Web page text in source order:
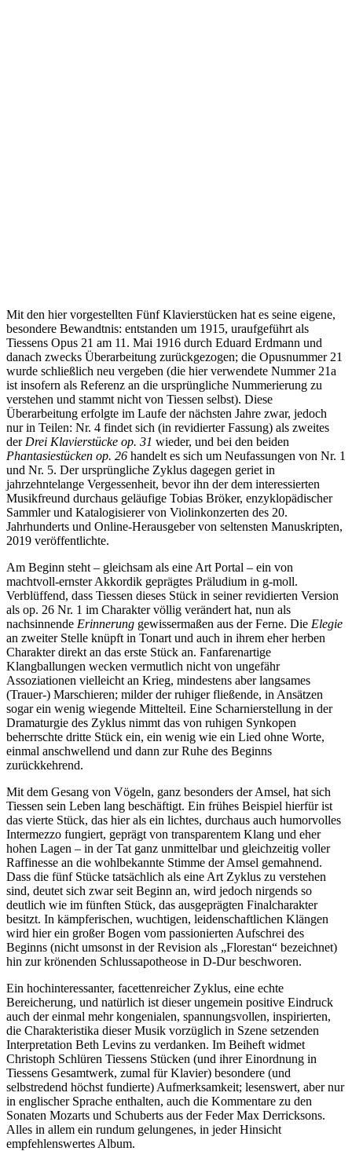
Mit den hier vorgestellten Fünf Klavierstücken hat es seine eigene,
besondere Bewandtnis: entstanden um 1915, uraufgeführt als
Tiessens Opus 21 am 11. Mai 1916 durch Eduard Erdmann und
danach zwecks Überarbeitung zurückgezogen; die Opusnummer 21
wurde schließlich neu vergeben (die hier verwendete Nummer 21a
ist insofern als Referenz an die ursprüngliche Nummerierung zu
verstehen und stammt nicht von Tiessen selbst). Diese
Überarbeitung erfolgte im Laufe der nächsten Jahre zwar, jedoch
nur in Teilen: Nr. 4 findet sich (in revidierter Fassung) als zweites
der Drei Klavierstücke op. 31 wieder, und bei den beiden
Phantasiestücken op. 26 handelt es sich um Neufassungen von Nr. 1
und Nr. 5. Der ursprüngliche Zyklus dagegen geriet in
jahrzehntelange Vergessenheit, bevor ihn der dem interessierten
Musikfreund durchaus geläufige Tobias Bröker, enzyklopädischer
Sammler und Katalogisierer von Violinkonzerten des 20.
Jahrhunderts und Online-Herausgeber von seltensten Manuskripten,
2019 veröffentlichte.
Am Beginn steht – gleichsam als eine Art Portal – ein von
machtvoll-ernster Akkordik geprägtes Präludium in g-moll.
Verblüffend, dass Tiessen dieses Stück in seiner revidierten Version
als op. 26 Nr. 1 im Charakter völlig verändert hat, nun als
nachsinnende Erinnerung gewissermaßen aus der Ferne. Die Elegie
an zweiter Stelle knüpft in Tonart und auch in ihrem eher herben
Charakter direkt an das erste Stück an. Fanfarenartige
Klangballungen wecken vermutlich nicht von ungefähr
Assoziationen vielleicht an Krieg, mindestens aber langsames
(Trauer-) Marschieren; milder der ruhiger fließende, in Ansätzen
sogar ein wenig wiegende Mittelteil. Eine Scharnierstellung in der
Dramaturgie des Zyklus nimmt das von ruhigen Synkopen
beherrschte dritte Stück ein, ein wenig wie ein Lied ohne Worte,
einmal anschwellend und dann zur Ruhe des Beginns
zurückkehrend.
Mit dem Gesang von Vögeln, ganz besonders der Amsel, hat sich
Tiessen sein Leben lang beschäftigt. Ein frühes Beispiel hierfür ist
das vierte Stück, das hier als ein lichtes, durchaus auch humorvolles
Intermezzo fungiert, geprägt von transparentem Klang und eher
hohen Lagen – in der Tat ganz unmittelbar und gleichzeitig voller
Raffinesse an die wohlbekannte Stimme der Amsel gemahnend.
Dass die fünf Stücke tatsächlich als eine Art Zyklus zu verstehen
sind, deutet sich zwar seit Beginn an, wird jedoch nirgends so
deutlich wie im fünften Stück, das ausgeprägten Finalcharakter
besitzt. In kämpferischen, wuchtigen, leidenschaftlichen Klängen
wird hier ein großer Bogen vom passionierten Aufschrei des
Beginns (nicht umsonst in der Revision als „Florestan“ bezeichnet)
hin zur krönenden Schlussapotheose in D-Dur beschworen.
Ein hochinteressanter, facettenreicher Zyklus, eine echte
Bereicherung, und natürlich ist dieser ungemein positive Eindruck
auch der einmal mehr kongenialen, spannungsvollen, inspirierten,
die Charakteristika dieser Musik vorzüglich in Szene setzenden
Interpretation Beth Levins zu verdanken. Im Beiheft widmet
Christoph Schlüren Tiessens Stücken (und ihrer Einordnung in
Tiessens Gesamtwerk, zumal für Klavier) besondere (und
selbstredend höchst fundierte) Aufmerksamkeit; lesenswert, aber nur
in englischer Sprache enthalten, auch die Kommentare zu den
Sonaten Mozarts und Schuberts aus der Feder Max Derricksons.
Alles in allem ein rundum gelungenes, in jeder Hinsicht
empfehlenswertes Album.